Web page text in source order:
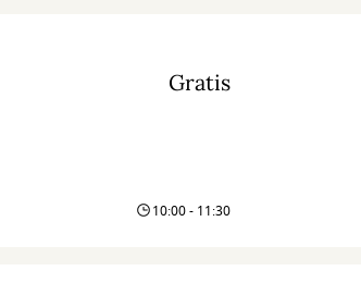
Gratis
10:00 - 11:30